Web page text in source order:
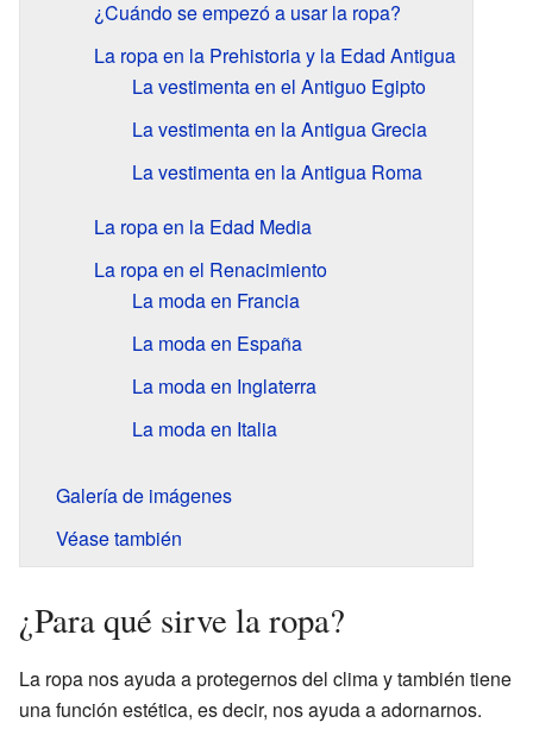
¿Cuándo se empezó a usar la ropa?
La ropa en la Prehistoria y la Edad Antigua
La vestimenta en el Antiguo Egipto
La vestimenta en la Antigua Grecia
La vestimenta en la Antigua Roma
La ropa en la Edad Media
La ropa en el Renacimiento
La moda en Francia
La moda en España
La moda en Inglaterra
La moda en Italia
Galería de imágenes
Véase también
¿Para qué sirve la ropa?
La ropa nos ayuda a protegernos del clima y también tiene
una función estética, es decir, nos ayuda a adornarnos.